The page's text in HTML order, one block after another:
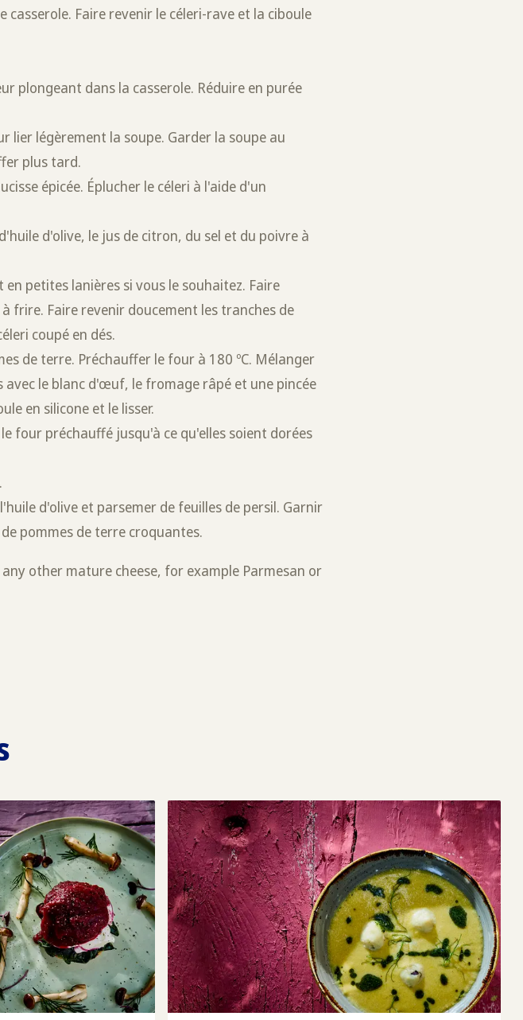
Faire revenir le céleri-rave et la ciboule
plongeant dans la casserole. Réduire en purée
lier légèrement la soupe. Garder la soupe au
plus tard.
épicée. Éplucher le céleri à l'aide d'un
d'olive, le jus de citron, du sel et du poivre à
petites lanières si vous le souhaitez. Faire
frire. Faire revenir doucement les tranches de
coupé en dés.
de terre. Préchauffer le four à 180 ºC. Mélanger
le blanc d'œuf, le fromage râpé et une pincée
en silicone et le lisser.
four préchauffé jusqu'à ce qu'elles soient dorées
d'olive et parsemer de feuilles de persil. Garnir
pommes de terre croquantes.
other mature cheese, for example Parmesan or